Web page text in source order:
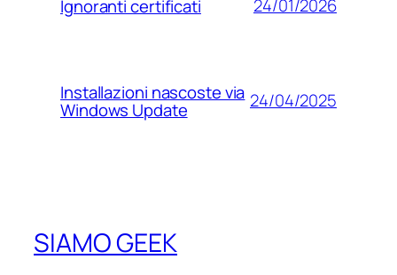
Ignoranti certificati 24/01/2026
Installazioni nascoste via
Windows Update 24/04/2025
SIAMO GEEK